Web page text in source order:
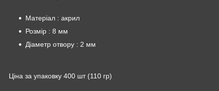
Матеріал : акрил
Розмір : 8 мм
Діаметр отвору : 2 мм
Ціна за упаковку 400 шт (110 гр)